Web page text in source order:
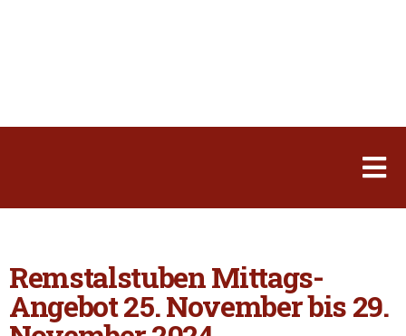
Remstalstuben Mittags-
Angebot 25. November bis 29.